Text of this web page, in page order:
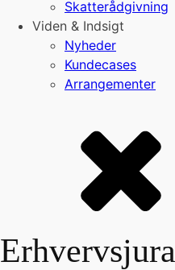
Skatterådgivning
Viden & Indsigt
Nyheder
Kundecases
Arrangementer
Erhvervsjura